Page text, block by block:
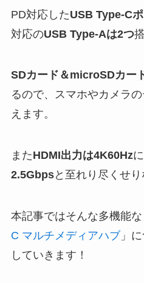
PD対応したUSB Type-C
対応のUSB Type-Aは2つ
SDカード＆microSDカー
るので、スマホやカメラ
えます。
またHDMI出力は4K60Hz
2.5Gbpsと至れり尽くせり
本記事ではそんな多機能な
C マルチメディアハブ」
していきます！